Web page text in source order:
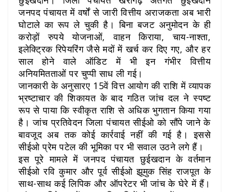
जनपद पंचायत में वर्षों से जारी वित्तीय अराजकता अब भारी
घोटाले का रूप ले चुकी है। बिना बजट अनुमोदन के ही
करोड़ों रुपये योजनाओं, वाहन किराया, चाय-नाश्ता,
इलेक्टि्रक रिपेयरिंग जैसे मदों में खर्च कर दिए गए, और हर
साल होने वाले ऑडिट में भी इन गंभीर वित्तीय
अनियमितताओं पर चुप्पी साध ली गई।
जानकारी के अनुसारए 15वें वित्त आयोग की राशि में व्यापक
भ्रष्टाचार की शिकायत के बाद गठित जांच दल ने स्पष्ट
रूप से पाया कि स्वीकृत राशि से अधिक भुगतान किया गया
है। जांच प्रतिवेदन जिला पंचायत सीईओ को सौंपे जाने के
बावजूद अब तक कोई कार्रवाई नहीं की गई है। इससे
सीईओ प्रेम पटेल की भूमिका पर भी सवाल उठने लगे हैं।
इस पूरे मामले में जनपद पंचायत छुईखदान के वर्तमान
सीईओ रवि कुमार और पूर्व सीईओ झूमुक सिंह राजपूत के
साथ-साथ कई लिपिक और ऑपरेटर भी जांच के घेरे में हैं।